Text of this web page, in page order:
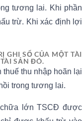
tương lai. Khi phần
trừ. Khi xác định lợi
GHI SỔ CỦA MỘT TÀI
SẢN ĐÓ.
thuế thu nhập hoãn lại
trong tương lai.
lớn TSCĐ được